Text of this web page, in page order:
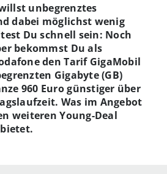
unbegrenztes
dabei möglichst wenig
Du schnell sein: Noch
bekommst Du als
den Tarif GigaMobil
Gigabyte (GB)
960 Euro günstiger über
Was im Angebot
weiteren Young-Deal